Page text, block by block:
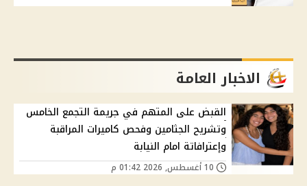
الاخبار العامة
القبض على المتهم في جريمة التجمع الخامس
وتشريح الجثامين وفحص كاميرات المراقبة
وإعترافاتة امام النيابة